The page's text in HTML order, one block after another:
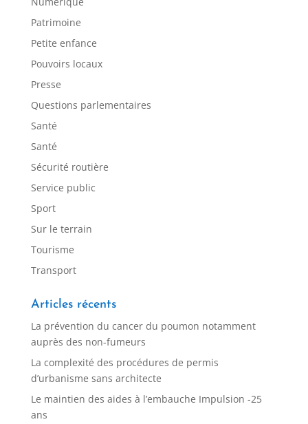
Patrimoine
Petite enfance
Pouvoirs locaux
Presse
Questions parlementaires
Santé
Santé
Sécurité routière
Service public
Sport
Sur le terrain
Tourisme
Transport
Articles récents
La prévention du cancer du poumon notamment
auprès des non-fumeurs
La complexité des procédures de permis
d’urbanisme sans architecte
Le maintien des aides à l’embauche Impulsion -25
ans